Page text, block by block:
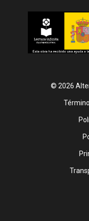
© 2026
Footer